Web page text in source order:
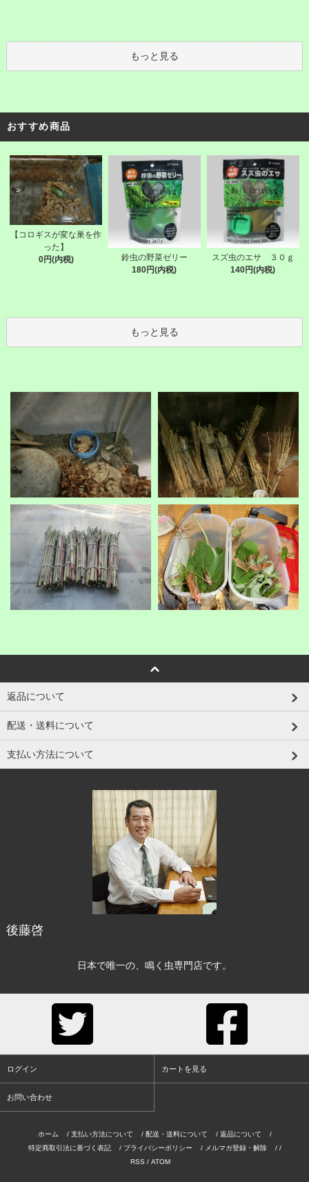
もっと見る
おすすめ商品
【コロギスが変な巣を作
った】
0円(内税)
鈴虫の野菜ゼリー
180円(内税)
スズ虫のエサ ３０ｇ
140円(内税)
もっと見る
返品について
配送・送料について
支払い方法について
後藤啓
日本で唯一の、鳴く虫専門店です。
ログイン カートを見る
お問い合わせ
ホーム / 支払い方法について / 配送・送料について / 返品について
/
特定商取引法に基づく表記
/ プライバシーポリシー / メルマガ登録・解除
/ /
RSS / ATOM